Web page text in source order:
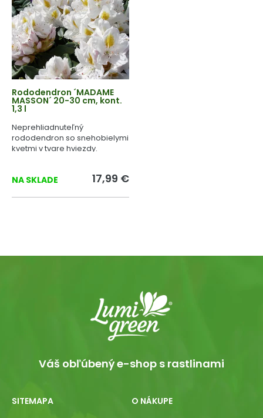
Rododendron ´MADAME
MASSON´ 20-30 cm, kont.
1,3 l
Neprehliadnuteľný
rododendron so snehobielymi
kvetmi v tvare hviezdy.
NA SKLADE 17,99 €
Váš obľúbený e-shop s rastlinami
SITEMAPA O NÁKUPE